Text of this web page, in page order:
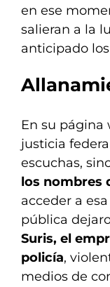
en ese
salieran a la
anticipado
En su página
justicia
escuchas,
los nombres
acceder a
pública
Suris, el
policía,
medios de